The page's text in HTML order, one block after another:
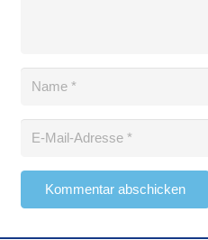
Kommentar abschicken